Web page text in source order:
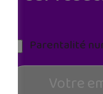
Parentalité